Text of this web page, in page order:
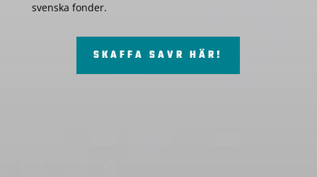
svenska fonder.
SKAFFA SAVR HÄR!